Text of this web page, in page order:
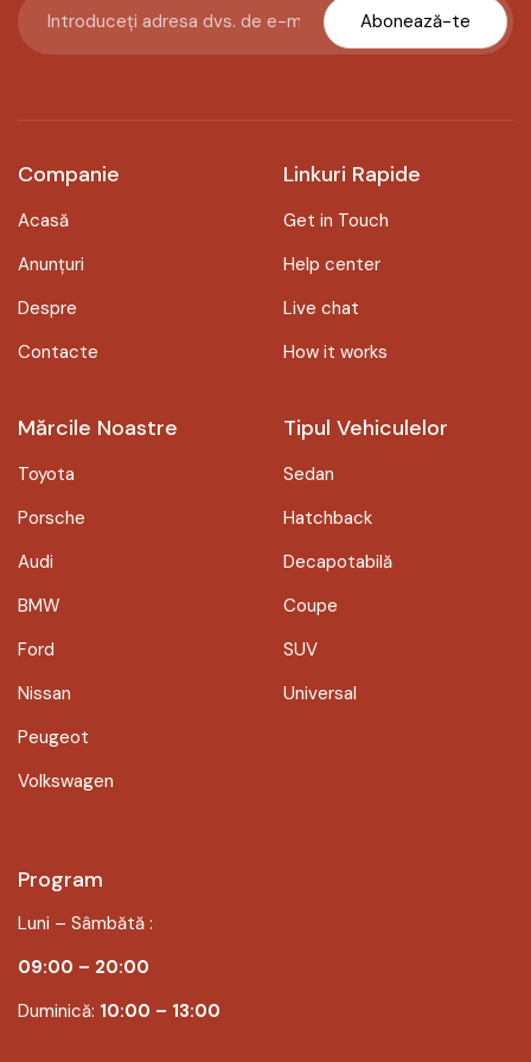
Abonează-te
Companie
Acasă
Anunțuri
Despre
Contacte
Linkuri Rapide
Get in Touch
Help center
Live chat
How it works
Mărcile Noastre
Toyota
Porsche
Audi
BMW
Ford
Nissan
Peugeot
Volkswagen
Tipul Vehiculelor
Sedan
Hatchback
Decapotabilă
Coupe
SUV
Universal
Program
Luni – Sâmbătă :
09:00 – 20:00
Duminică: 10:00 – 13:00